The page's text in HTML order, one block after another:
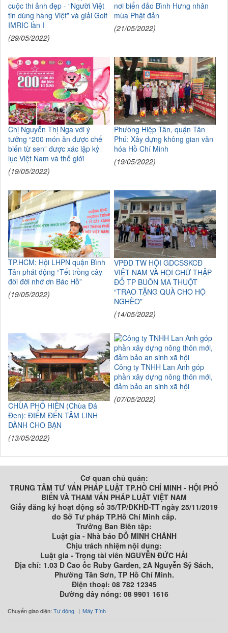
cuộc thi ảnh đẹp - “Người Việt
tin dùng hàng Việt” và giải Golf
IMRIC lần I
(29/05/2022)
nơi biển đảo Bình Hưng nhân
mùa Phật đản
(21/05/2022)
Chị Nguyễn Thị Nga với ý
tưởng “200 món ăn được chế
biến từ sen” được xác lập kỷ
lục Việt Nam và thế giới
(19/05/2022)
Phường Hiệp Tân, quận Tân
Phú: Xây dựng không gian văn
hóa Hồ Chí Minh
(19/05/2022)
TP.HCM: Hội LHPN quận Bình
Tân phát động “Tết trồng cây
đời đời nhớ ơn Bác Hồ”
(19/05/2022)
VPĐD TW HỘI GDCSSKCĐ
VIỆT NAM VÀ HỘI CHỮ THẬP
ĐỎ TP BUÔN MA THUỘT
“TRAO TẶNG QUÀ CHO HỘ
NGHÈO”
(14/05/2022)
CHÙA PHỔ HIỀN (Chùa Đá
Đen): ĐIỂM ĐẾN TÂM LINH
DÀNH CHO BẠN
(13/05/2022)
Công ty TNHH Lan Anh góp
phần xây dựng nông thôn mới,
đảm bảo an sinh xã hội
(07/05/2022)
Cơ quan chủ quản:
TRUNG TÂM TƯ VẤN PHÁP LUẬT TP.HỒ CHÍ MINH - HỘI PHỔ
BIẾN VÀ THAM VẤN PHÁP LUẬT VIỆT NAM
Giấy đăng ký hoạt động số 35/TP/ĐKHĐ-TT ngày 25/11/2019
do Sở Tư pháp TP.Hồ Chí Minh cấp.
Trưởng Ban Biên tập:
Luật gia - Nhà báo ĐỖ MINH CHÁNH
Chịu trách nhiệm nội dung:
Luật gia - Trọng tài viên NGUYỄN ĐỨC HẢI
Địa chỉ: 1.03 D Cao ốc Ruby Garden, 2A Nguyễn Sỹ Sách,
Phường Tân Sơn, TP Hồ Chí Minh.
Điện thoại: 08 782 12345
Đường dây nóng: 08 9901 1616
Chuyển giao diện: Tự động Máy Tính